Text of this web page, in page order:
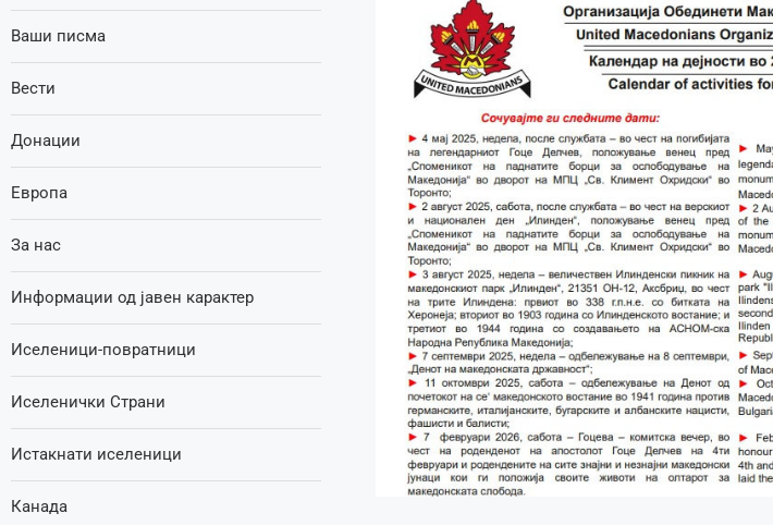
Ваши писма
Вести
Донации
Европа
За нас
Информации од јавен карактер
Иселеници-повратници
Иселенички Страни
Истакнати иселеници
Канада